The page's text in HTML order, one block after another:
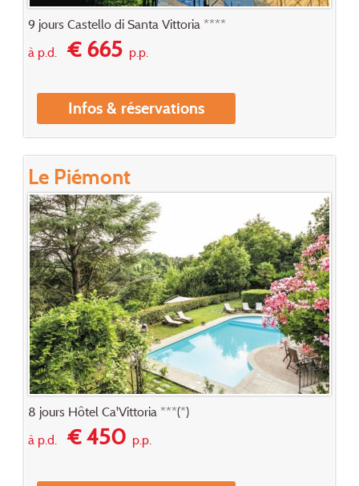
9 jours Castello di Santa Vittoria ****
à p.d.
€ 665p.p.
Infos & réservations
Le Piémont
8 jours Hôtel Ca'Vittoria ***(*)
à p.d.€ 450p.p.